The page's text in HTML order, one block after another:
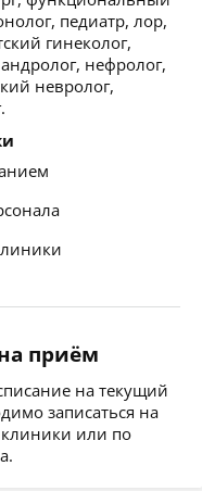
педиатр, лор,
гинеколог,
нефролог,
невролог,
приём
на текущий
записаться на
или по